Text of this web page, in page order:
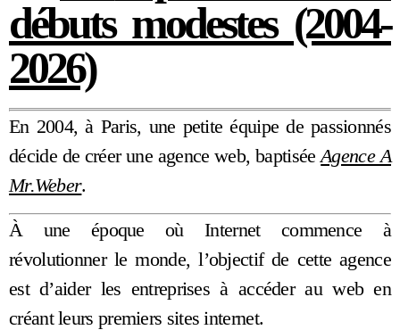
débuts modestes (2004-
2026)
En 2004, à Paris, une petite équipe de passionnés
décide de créer une agence web, baptiséeAgence A
Mr.Weber.
À une époque où Internet commence à
révolutionner le monde, l’objectif de cette agence
est d’aider les entreprises à accéder au web en
créant leurs premiers sites internet.